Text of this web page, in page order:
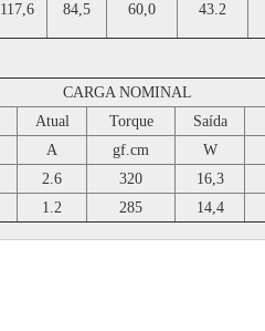
117,6 84,5 60,0 43.2
CARGA NOMINAL
Atual Torque Saída
A gf.cm W
2.6 320 16,3
1.2 285 14,4